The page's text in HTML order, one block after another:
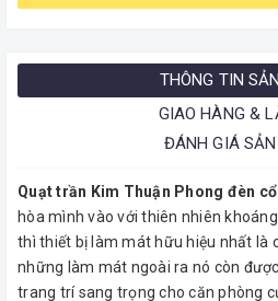
THÔNG TIN
GIAO HÀNG &
ĐÁNH GIÁ
Quạt trần Kim Thuận Phong đèn
hòa mình vào với thiên nhiên
thì thiết bị làm mát hữu hiệu nhất là
những làm mát ngoài ra nó còn
trang trí sang trọng cho căn phòng